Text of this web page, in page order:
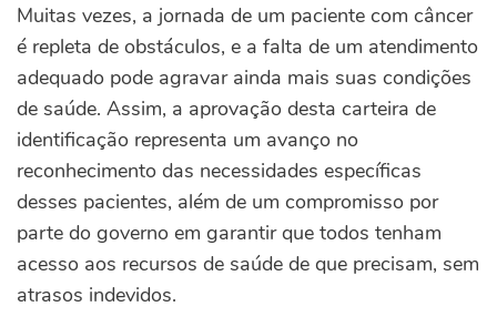
Muitas vezes, a jornada de um paciente com câncer
é repleta de obstáculos, e a falta de um atendimento
adequado pode agravar ainda mais suas condições
de saúde. Assim, a aprovação desta carteira de
identificação representa um avanço no
reconhecimento das necessidades específicas
desses pacientes, além de um compromisso por
parte do governo em garantir que todos tenham
acesso aos recursos de saúde de que precisam, sem
atrasos indevidos.